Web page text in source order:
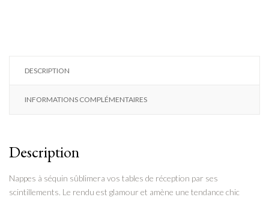
DESCRIPTION
INFORMATIONS COMPLÉMENTAIRES
Description
Nappes à séquin sûblimera vos tables de réception par ses
scintillements. Le rendu est glamour et amène une tendance chic